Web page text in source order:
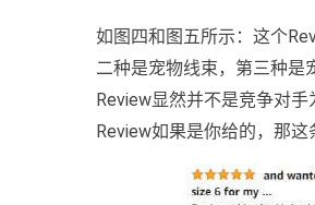
如图四和图五所示：这个
二种是宠物线束，第三种是
Review显然并不是竞争对
Review如果是你给的，那这